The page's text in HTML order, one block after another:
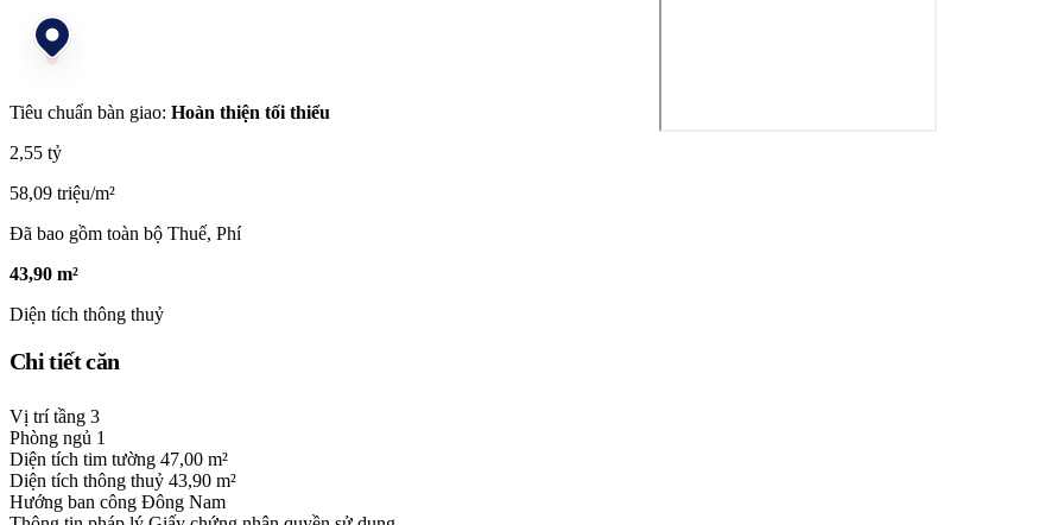
Tiêu chuẩn bàn giao: Hoàn thiện tối thiểu
2,55 tỷ
58,09 triệu/m²
Đã bao gồm toàn bộ Thuế, Phí
43,90 m²
Diện tích thông thuỷ
Chi tiết căn
Vị trí tầng 3
Phòng ngủ 1
Diện tích tim tường 47,00 m²
Diện tích thông thuỷ 43,90 m²
Hướng ban công Đông Nam